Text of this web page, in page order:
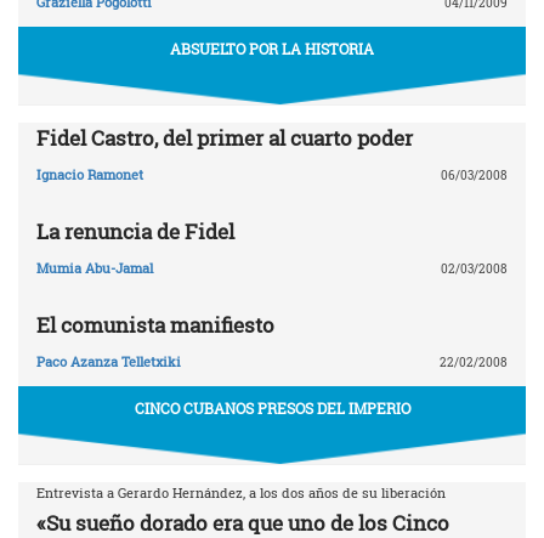
ABSUELTO POR LA HISTORIA
Fidel Castro, del primer al cuarto poder
Ignacio Ramonet 06/03/2008
La renuncia de Fidel
Mumia Abu-Jamal 02/03/2008
El comunista manifiesto
Paco Azanza Telletxiki 22/02/2008
CINCO CUBANOS PRESOS DEL IMPERIO
Entrevista a Gerardo Hernández, a los dos años de su liberación
«Su sueño dorado era que uno de los Cinco